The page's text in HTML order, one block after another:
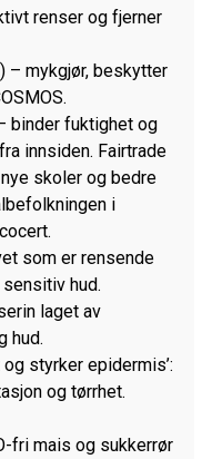
renser og fjerner
– mykgjør, beskytter
binder fuktighet og
innsiden. Fairtrade
skoler og bedre
i
som er rensende
hud.
laget av
hud.
styrker epidermis’:
og tørrhet.
fri mais og sukkerrør